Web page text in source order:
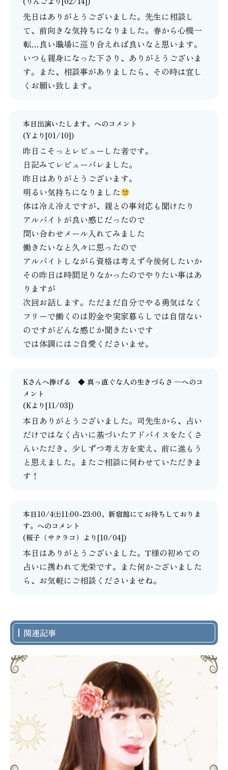
先日はありがとうございました。先生に相談し
て、前向きな気持ちになりました。春から心機一
転…良い職場に巡り合えれば良いなと思います。
いつも親身になった下さり、ありがとうございま
す。また、相談事がありましたら、その時は宜し
くお願い致します。
本日出演いたします。 へのコメント
(Yより[01/10])
昨日こそっとレビューした者です。
日記みてレビューバレました。
昨日はありがとうございます。
明るい気持ちになりました
体は冷え冷えですが、親との事対応も聞けたり
アルバイトが良い感じだったので
問い合わせメール入れてみました
働きたいなと久々に思ったので
アルバイトしながら資格は考えず今後何したいか
その昨日は時間足りなかったのでやりたい事はあ
りますが
次回お話します。ただまだ自分でやる勇気はなく
フリーで働くのは貯金や実家暮らしでは自信ない
のですがどんな感じか聞きたいです
では体調にはご自愛くださいませ。
Kさんへ捧げる ◆ 真っ直ぐな人の生きづらさ ─へのコ
メント
(Kより[11/03])
本日ありがとうございました。司先生から、占い
だけではなく占いに基づいたアドバイスをたくさ
んいただき、少しずつ考え方を変え、前に進もう
と思えました。またご相談に伺わせていただきま
す！
本日10/4㈯11:00-23:00、新宿館にてお待ちしておりま
す。 へのコメント
(桜子（サクラコ） より[10/04])
本日はありがとうございました。T様の初めての
占いに携われて光栄です。また何かございました
ら、お気軽にご相談くださいませね。
関連記事